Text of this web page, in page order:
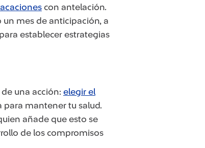
con antelación.
un mes de anticipación, a
establecer estrategias
una acción: elegir el
para mantener tu salud.
añade que esto se
de los compromisos